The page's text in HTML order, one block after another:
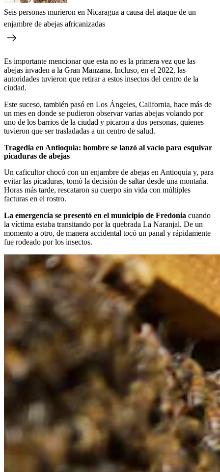
Seis personas murieron en Nicaragua a causa del ataque de un
enjambre de abejas africanizadas
Es importante mencionar que esta no es la primera vez que las
abejas invaden a la Gran Manzana. Incluso, en el 2022, las
autoridades tuvieron que retirar a estos insectos del centro de la
ciudad.
Este suceso, también pasó en Los Ángeles, California, hace más de
un mes en donde se pudieron observar varias abejas volando por
uno de los barrios de la ciudad y picaron a dos personas, quienes
tuvieron que ser trasladadas a un centro de salud.
Tragedia en Antioquia: hombre se lanzó al vacío para esquivar
picaduras de abejas
Un caficultor chocó con un enjambre de abejas en Antioquia y, para
evitar las picaduras, tomó la decisión de saltar desde una montaña.
Horas más tarde, rescataron su cuerpo sin vida con múltiples
facturas en el rostro.
La emergencia se presentó en el municipio de Fredonia cuando
la víctima estaba transitando por la quebrada La Naranjal. De un
momento a otro, de manera accidental tocó un panal y rápidamente
fue rodeado por los insectos.